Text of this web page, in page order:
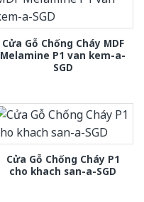
Cửa Gỗ Chống Cháy MDF
Melamine P1 van kem-a-
SGD
Cửa Gỗ Chống Cháy P1
cho khach san-a-SGD